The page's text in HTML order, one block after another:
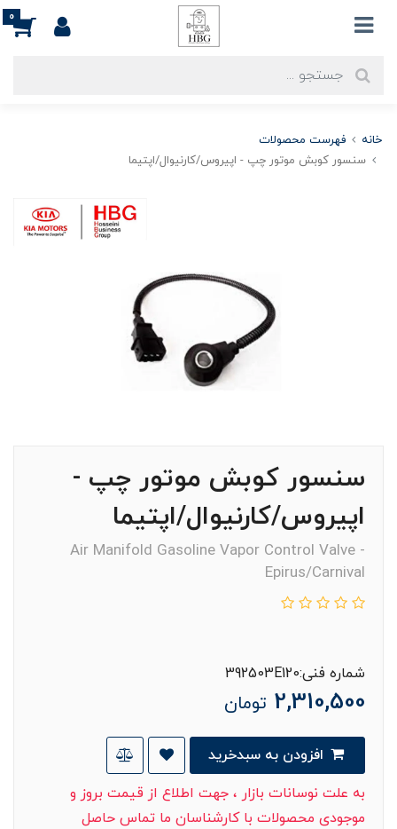
0
خانه
فهرست محصولات
سنسور کوبش موتور چپ - اپیروس/کارنیوال/اپتیما
سنسور کوبش موتور چپ -
اپیروس/کارنیوال/اپتیما
Air Manifold Gasoline Vapor Control Valve -
Epirus/Carnival
شماره فنی:392503E120
2,310,500 تومان
به علت نوسانات بازار ، جهت اطلاع از قیمت بروز و
موجودی محصولات با کارشناسان ما تماس حاصل